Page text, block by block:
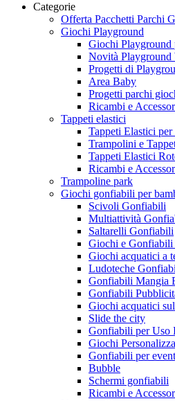
Categorie
Offerta Pacchetti Parchi
Giochi Playground
Giochi Playground
Novità Playground
Progetti di
Area Baby
Progetti parchi
Ricambi e
Tappeti elastici
Tappeti Elastici per
Trampolini e
Tappeti Elastici
Ricambi e
Trampoline park
Giochi gonfiabili per
Scivoli Gonfiabili
Multiattività
Saltarelli Gonfiabili
Giochi e Gonfiabili
Giochi acquatici a
Ludoteche
Gonfiabili Mangia
Gonfiabili
Giochi acquatici
Slide the city
Gonfiabili per Uso
Giochi
Gonfiabili per
Bubble
Schermi gonfiabili
Ricambi e